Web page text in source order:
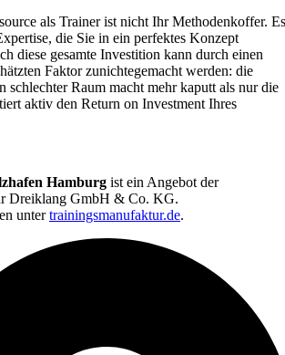
als Trainer ist nicht Ihr Methodenkoffer. Es
die Sie in ein perfektes Konzept
diese gesamte Investition kann durch einen
Faktor zunichtegemacht werden: die
schlechter Raum macht mehr kaputt als nur die
aktiv den Return on Investment Ihres
Hamburg ist ein Angebot der
Dreiklang GmbH & Co. KG.
untertrainingsmanufaktur.de.